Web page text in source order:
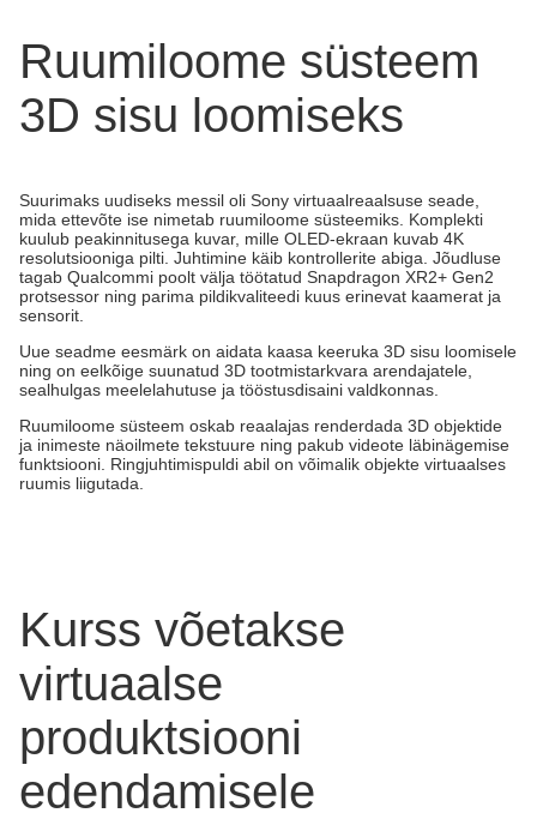
Ruumiloome süsteem
3D sisu loomiseks
Suurimaks uudiseks messil oli Sony virtuaalreaalsuse seade,
mida ettevõte ise nimetab ruumiloome süsteemiks. Komplekti
kuulub peakinnitusega kuvar, mille OLED-ekraan kuvab 4K
resolutsiooniga pilti. Juhtimine käib kontrollerite abiga. Jõudluse
tagab Qualcommi poolt välja töötatud Snapdragon XR2+ Gen2
protsessor ning parima pildikvaliteedi kuus erinevat kaamerat ja
sensorit.
Uue seadme eesmärk on aidata kaasa keeruka 3D sisu loomisele
ning on eelkõige suunatud 3D tootmistarkvara arendajatele,
sealhulgas meelelahutuse ja tööstusdisaini valdkonnas.
Ruumiloome süsteem oskab reaalajas renderdada 3D objektide
ja inimeste näoilmete tekstuure ning pakub videote läbinägemise
funktsiooni. Ringjuhtimispuldi abil on võimalik objekte virtuaalses
ruumis liigutada.
Kurss võetakse
virtuaalse
produktsiooni
edendamisele